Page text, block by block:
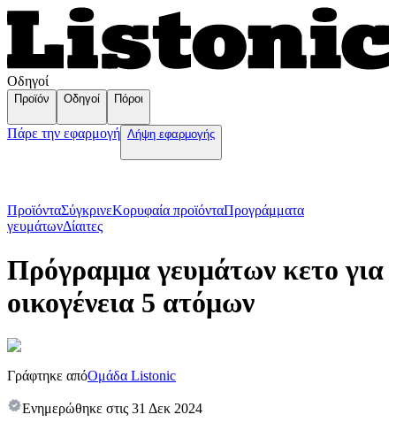
Οδηγοί
Προϊόν Οδηγοί Πόροι
Πάρε την εφαρμογή Λήψη εφαρμογής
ΠροϊόνταΣύγκρινεΚορυφαία προϊόνταПρογράμματα
γευμάτωνΔίαιτες
Πρόγραμμα γευμάτων κετο για
οικογένεια 5 ατόμων
Γράφτηκε απόΟμάδα Listonic
Ενημερώθηκε στις 31 Δεκ 2024